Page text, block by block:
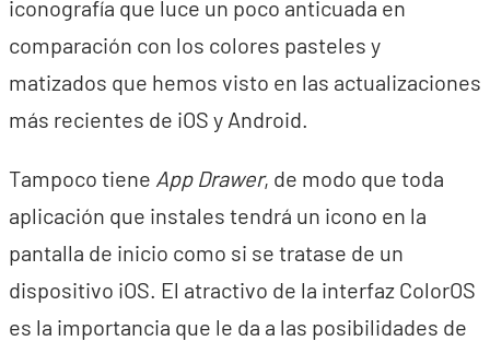
iconografía que luce un poco anticuada en
comparación con los colores pasteles y
matizados que hemos visto en las actualizaciones
más recientes de iOS y Android.
Tampoco tiene App Drawer, de modo que toda
aplicación que instales tendrá un icono en la
pantalla de inicio como si se tratase de un
dispositivo iOS. El atractivo de la interfaz ColorOS
es la importancia que le da a las posibilidades de